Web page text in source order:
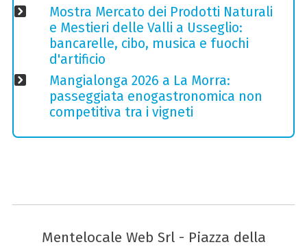
Mostra Mercato dei Prodotti Naturali
e Mestieri delle Valli a Usseglio:
bancarelle, cibo, musica e fuochi
d'artificio
Mangialonga 2026 a La Morra:
passeggiata enogastronomica non
competitiva tra i vigneti
Mentelocale Web Srl - Piazza della